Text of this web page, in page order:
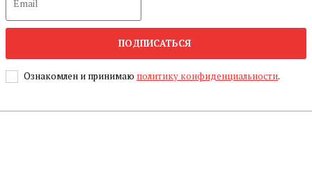
ПОДПИСАТЬСЯ
Ознакомлен и принимаю политику конфиденциальности.